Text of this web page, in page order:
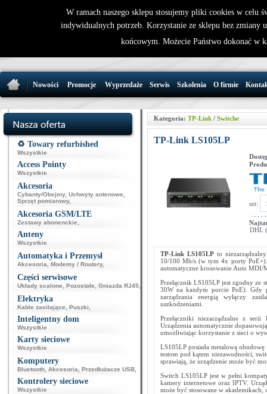
32 721 86
Nowości Promocje Wyprzedaże Serwis Szkolenia O firmie
♻️ Towary refurbished
Wszystkie
Access Pointy
Wszystkie
Akcesoria
Cybanty/Obejmy, Uchwyty antenowe
Sprzęt pomiarowy,
Akcesoria GSM/LTE
Zestawy abonenckie
Anteny
Wszystkie
Automatyka i Przemysł
Akcesoria Modemy / Routery,
Części serwisowe
Układy scalone Pozostałe Gniazda RJ45
Elektryka
Kable zasilające Puszki
Inteligentny dom
Wszystkie
Karty sieciowe
Wszystkie
Komputery
Bluetooth Akcesoria Przedłużacze USB
Kontrolery sieciowe
Wszystkie
Kategoria: TP-Link/ Switche
TP-Link LS105LP
szt:
DHL
TP-Link LS105LPto
10/100 Mb/s (w tym 4x porty PoE+).
automatyczne krosowanie Auto
Przełącznik LS105LP jest zgodny ze
30W na każdym porcie PoE). Gdy
zarządzania energią wyłączy
uszkodzeniami.
Przełączniki niezarządzalne z
Urządzenia automatycznie
umożliwiając korzystanie z sieci o
LS105LP posiada metalową
testom pod kątem niezawodności,
sprawiają, że urządzenie może być
Switch LS105LP jest w pełni
kamery internetowe oraz IPTV.
może być stosowane w
W ramach naszego sklepu stosujemy pliki cookies w celu
indywidualnych potrzeb. Korzystanie ze sklepu bez zmiany
końcowym. Możecie Państwo dokonać w